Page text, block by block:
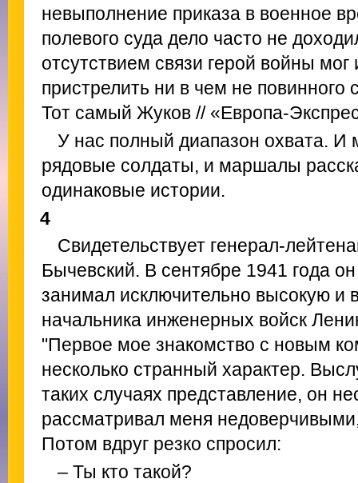
невыполнение приказа в военное
полевого суда дело часто не
отсутствием связи герой войны
пристрелить ни в чем не повинного
Тот самый Жуков // «Европа-
У нас полный диапазон охвата. И
рядовые солдаты, и маршалы
одинаковые истории.
4
Свидетельствует генерал-
Бычевский. В сентябре 1941 года
занимал исключительно высокую и
начальника инженерных войск
"Первое мое знакомство с новым
несколько странный характер.
таких случаях представление, он
рассматривал меня
Потом вдруг резко спросил:
– Ты кто такой?